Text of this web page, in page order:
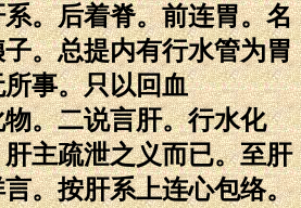
。后着脊。前连胃。名
。总提内有行水管为胃
事。只以回血
。二说言肝。行水化
主疏泄之义而已。至肝
。按肝系上连心包络。